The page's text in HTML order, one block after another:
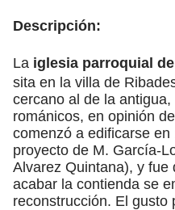
Descripción:
La iglesia parroquial
sita en la villa de
cercano al de la
románicos, en opinión
comenzó a edificarse
proyecto de M. García-
Alvarez Quintana), y fue
acabar la contienda se
reconstrucción. El gusto